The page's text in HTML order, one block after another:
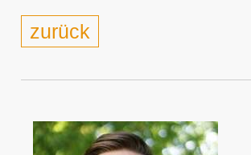
zurück